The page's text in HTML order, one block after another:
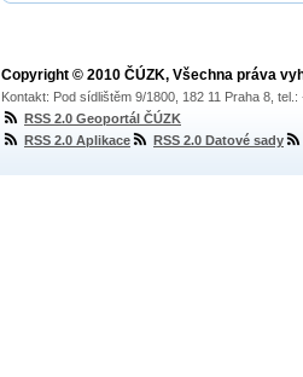
Copyright © 2010 ČÚZK, Všechna práva
Kontakt: Pod sídlištěm 9/1800, 182 11 Praha 8,
RSS 2.0 Geoportál ČÚZK
RSS 2.0 Aplikace
RSS 2.0 Datové sady